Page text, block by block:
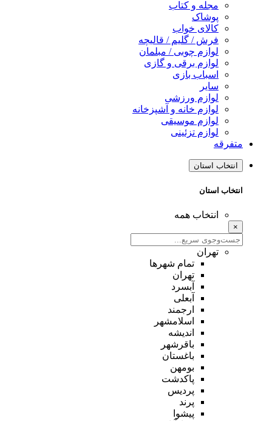
مجله و کتاب
پوشاک
کالای خواب
فرش / گلیم / قالیچه
لوازم چوبی / مبلمان
لوازم برقی و گازی
اسباب بازی
سایر
لوازم ورزشی
لوازم خانه و آشپزخانه
لوازم موسیقی
لوازم تزئینی
متفرقه
انتخاب استان
انتخاب استان
انتخاب همه
×
تهران
تمام شهر‌ها
تهران
آبسرد
آبعلی
ارجمند
اسلامشهر
اندیشه
باقرشهر
باغستان
بومهن
پاکدشت
پردیس
پرند
پیشوا